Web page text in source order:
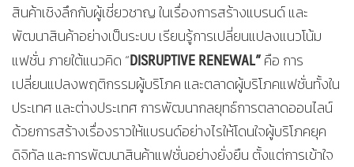
สินค้าเชิงลึกกับผู้เชี่ยวชาญ ในเรื่องการสร้างแบรนด์ และ
พัฒนาสินค้าอย่างเป็นระบบ เรียนรู้การเปลี่ยนแปลงแนวโน้ม
แฟชั่น ภายใต้แนวคิด “DISRUPTIVE RENEWAL”คือ การ
เปลี่ยนแปลงพฤติกรรมผู้บริโภค และตลาดผู้บริโภคแฟชั่นทั้งใน
ประเทศ และต่างประเทศ การพัฒนากลยุทธ์การตลาดออนไลน์
ด้วยการสร้างเรื่องราวให้แบรนด์อย่างไรให้โดนใจผู้บริโภคยุค
ดิจิทัล และการพัฒนาสินค้าแฟชั่นอย่างยั่งยืน ตั้งแต่การเข้าใจ